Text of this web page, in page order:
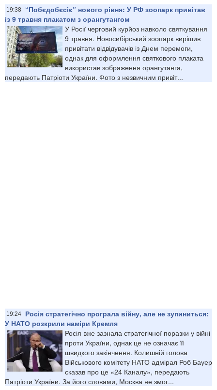
19:38
“Побєдобєсіє” нового рівня: У РФ зоопарк привітав
із 9 травня плакатом з орангутангом
У Росії черговий курйоз навколо святкування
9 травня. Новосибірський зоопарк вирішив
привітати відвідувачів із Днем перемоги,
однак для оформлення святкового плаката
використав зображення орангутанга,
передають Патріоти України. Фото з незвичним привіт...
19:24
Росія стратегічно програла війну, але не зупиниться:
У НАТО розкрили наміри Кремля
Росія вже зазнала стратегічної поразки у війні
проти України, однак це не означає її
швидкого закінчення. Колишній голова
Військового комітету НАТО адмірал Роб Бауер
сказав про це «24 Каналу», передають
Патріоти України. За його словами, Москва не змог...